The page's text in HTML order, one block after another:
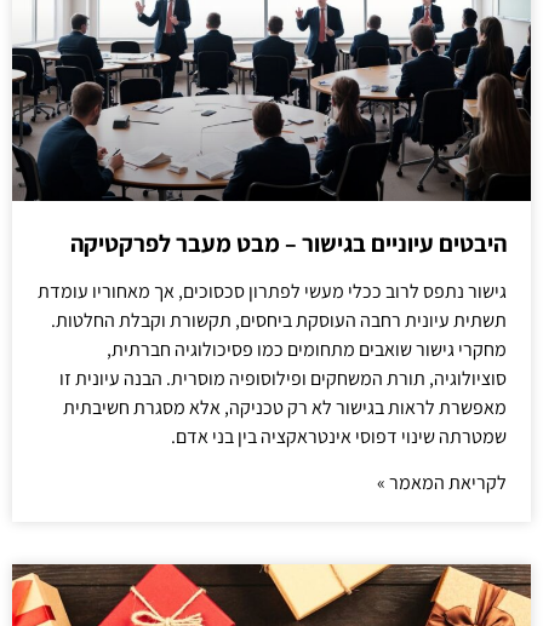
היבטים עיוניים בגישור – מבט מעבר לפרקטיקה
גישור נתפס לרוב ככלי מעשי לפתרון סכסוכים, אך מאחוריו עומדת
תשתית עיונית רחבה העוסקת ביחסים, תקשורת וקבלת החלטות.
מחקרי גישור שואבים מתחומים כמו פסיכולוגיה חברתית,
סוציולוגיה, תורת המשחקים ופילוסופיה מוסרית. הבנה עיונית זו
מאפשרת לראות בגישור לא רק טכניקה, אלא מסגרת חשיבתית
שמטרתה שינוי דפוסי אינטראקציה בין בני אדם.
לקריאת המאמר »